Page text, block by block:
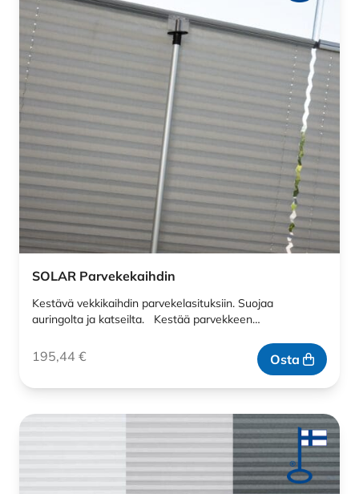
SOLAR Parvekekaihdin
Kestävä vekkikaihdin parvekelasituksiin. Suojaa
auringolta ja katseilta. Kestää parvekkeen…
195,44 € Osta